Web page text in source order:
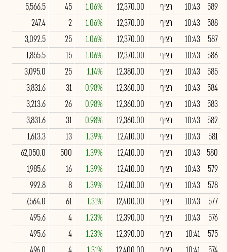
589
10:43 רציף 12,370.00
1.06%
45
5,566.5
588
10:43 רציף 12,370.00
1.06%
2
247.4
587
10:43 רציף 12,370.00
1.06%
25
3,092.5
586
10:43 רציף 12,370.00
1.06%
15
1,855.5
585
10:43 רציף 12,380.00
1.14%
25
3,095.0
584
10:43 רציף 12,360.00
0.98%
31
3,831.6
583
10:43 רציף 12,360.00
0.98%
26
3,213.6
582
10:43 רציף 12,360.00
0.98%
31
3,831.6
581
10:43 רציף 12,410.00
1.39%
13
1,613.3
580
10:43 רציף 12,410.00
1.39%
500
62,050.0
579
10:43 רציף 12,410.00
1.39%
16
1,985.6
578
10:43 רציף 12,410.00
1.39%
8
992.8
577
10:43 רציף 12,400.00
1.31%
61
7,564.0
576
10:43 רציף 12,390.00
1.23%
4
495.6
575
10:41 רציף 12,390.00
1.23%
4
495.6